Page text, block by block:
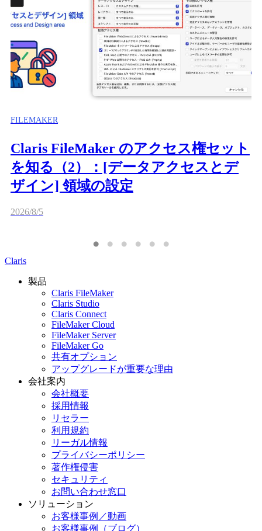
FILEMAKER
Claris FileMaker のアクセス権セット
を知る（2）：[データアクセスとデ
ザイン] 領域の設定
2026/8/5
Claris
製品
Claris FileMaker
Claris Studio
Claris Connect
FileMaker Cloud
FileMaker Server
FileMaker Go
共有オプション
アップグレードが重要な理由
会社案内
会社概要
採用情報
リセラー
利用規約
リーガル情報
プライバシーポリシー
著作権侵害
セキュリティ
お問い合わせ窓口
ソリューション
お客様事例／動画
お客様事例（ブログ）